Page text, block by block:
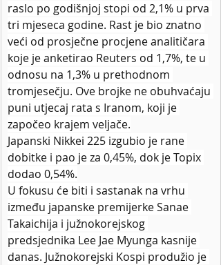
raslo po godišnjoj stopi od 2,1% u prva
tri mjeseca godine. Rast je bio znatno
veći od prosječne procjene analitičara
koje je anketirao Reuters od 1,7%, te u
odnosu na 1,3% u prethodnom
tromjesečju. Ove brojke ne obuhvaćaju
puni utjecaj rata s Iranom, koji je
započeo krajem veljače.
Japanski Nikkei 225 izgubio je rane
dobitke i pao je za 0,45%, dok je Topix
dodao 0,54%.
U fokusu će biti i sastanak na vrhu
između japanske premijerke Sanae
Takaichija i južnokorejskog
predsjednika Lee Jae Myunga kasnije
danas. Južnokorejski Kospi produžio je